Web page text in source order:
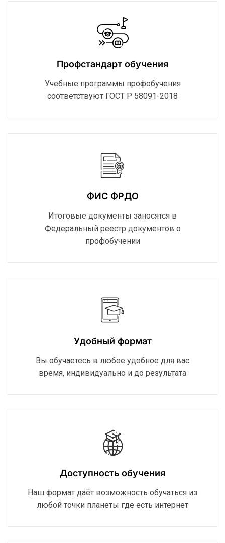
Профстандарт обучения
Учебные программы профобучения
соответствуют ГОСТ Р 58091-2018
ФИС ФРДО
Итоговые документы заносятся в
Федеральный реестр документов о
профобучении
Удобный формат
Вы обучаетесь в любое удобное для вас
время, индивидуально и до результата
Доступность обучения
Наш формат даёт возможность обучаться из
любой точки планеты где есть интернет